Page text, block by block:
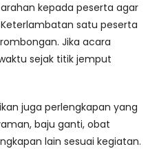
kepada peserta agar
satu peserta
Jika acara
sejak titik jemput
juga perlengkapan yang
baju ganti, obat
lain sesuai kegiatan.